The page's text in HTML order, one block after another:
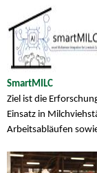
SmartMILC
Ziel ist die
Einsatz in
Arbeitsabläufen